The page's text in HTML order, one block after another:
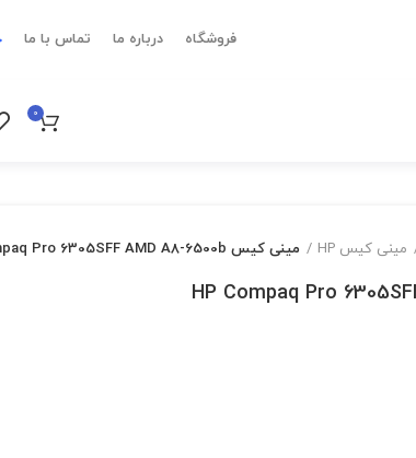
فروشگاه درباره ما تماس با ما
0
مینی کیس HP مینی کیس HP Compaq Pro 6305SFF AMD A8-6500b